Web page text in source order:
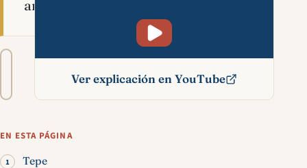
antiguas.
Tamaño
A− A+
Ver explicación en YouTube
EN ESTA PÁGINA
Tepe